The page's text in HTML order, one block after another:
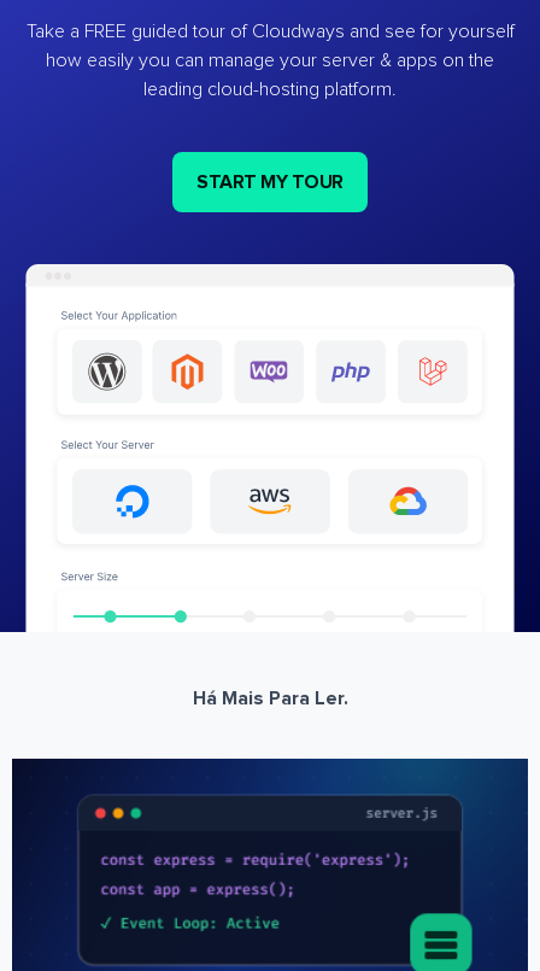
Take a FREE guided tour of Cloudways and see for yourself
how easily you can manage your server & apps on the
leading cloud-hosting platform.
START MY TOUR
Há Mais Para Ler.